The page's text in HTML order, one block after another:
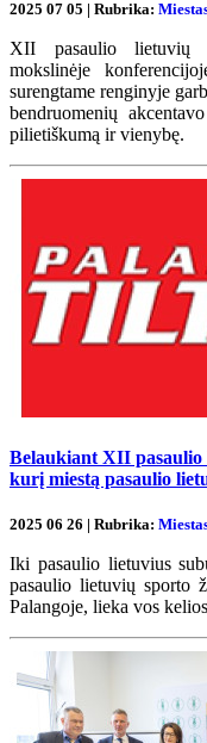
2025 07 05 | Rubrika:
XII pasaulio lietuvių
mokslinėje
surengtame renginyje
bendruomenių
pilietiškumą ir vienybę.
Belaukiant XII pasaulio
kurį miestą pasaulio
2025 06 26 | Rubrika:
Iki pasaulio lietuvius
pasaulio lietuvių sporto
Palangoje, lieka vos